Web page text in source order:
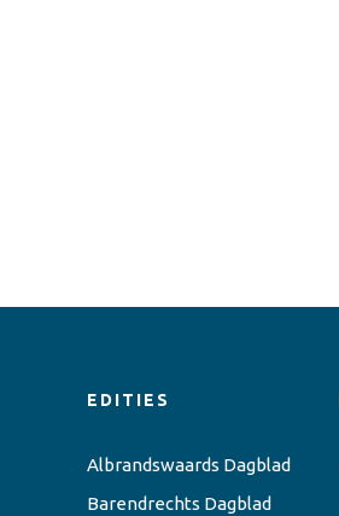
EDITIES
Albrandswaards Dagblad
Barendrechts Dagblad